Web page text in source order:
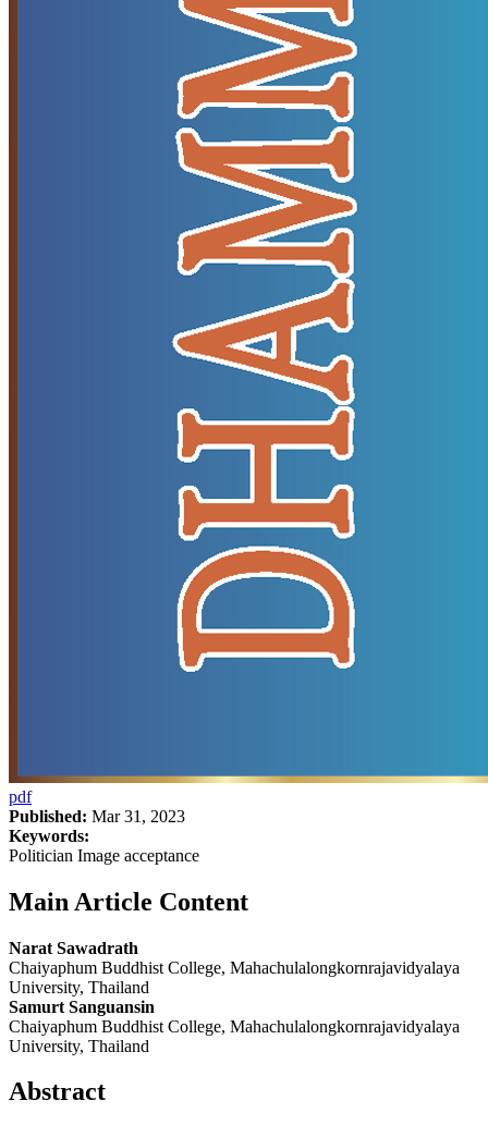
pdf
Published: Mar 31, 2023
Keywords:
Politician Image acceptance
Main Article Content
Narat Sawadrath
Chaiyaphum Buddhist College, Mahachulalongkornrajavidyalaya
University, Thailand
Samurt Sanguansin
Chaiyaphum Buddhist College, Mahachulalongkornrajavidyalaya
University, Thailand
Abstract